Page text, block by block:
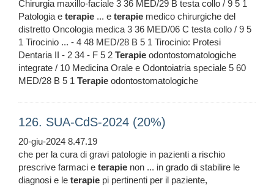
Chirurgia maxillo-faciale 3 36 MED/29 B testa collo / 9 5 1
Patologia e terapie ... e terapie medico chirurgiche del
distretto Oncologia medica 3 36 MED/06 C testa collo / 9 5
1 Tirocinio ... - 4 48 MED/28 B 5 1 Tirocinio: Protesi
Dentaria II - 2 34 - F 5 2 Terapie odontostomatologiche
integrate / 10 Medicina Orale e Odontoiatria speciale 5 60
MED/28 B 5 1 Terapie odontostomatologiche
126. SUA-CdS-2024 (20%)
20-giu-2024 8.47.19
che per la cura di gravi patologie in pazienti a rischio
prescrive farmaci e terapie non ... in grado di stabilire le
diagnosi e le terapie pi pertinenti per il paziente,